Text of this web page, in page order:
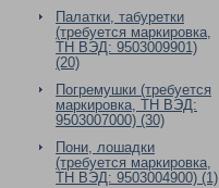
Палатки, табуретки
(требуется маркировка,
ТН ВЭД: 9503009901)
(20)
Погремушки (требуется
маркировка, ТН ВЭД:
9503007000) (30)
Пони, лошадки
(требуется маркировка,
ТН ВЭД: 9503004900) (1)